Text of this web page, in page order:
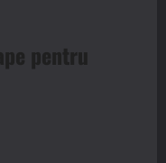
pentru